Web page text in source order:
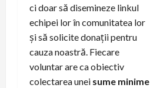
ci doar să disemineze linkul
echipei lor în comunitatea lor
și să solicite donații pentru
cauza noastră. Fiecare
voluntar are ca obiectiv
colectarea unei sume minime